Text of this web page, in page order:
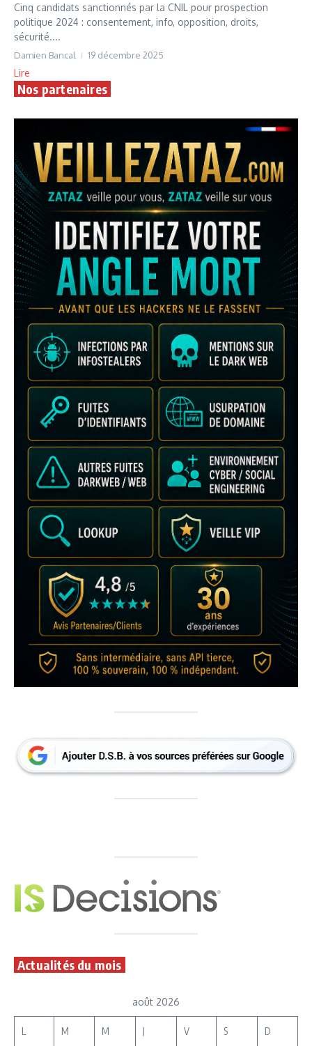
Cinq candidats sanctionnés par la CNIL pour prospection
politique 2024 : consentement, info, opposition, droits,
sécurité....
Damien Bancal 19 décembre 2025
Lire
Nos partenaires
Actualités du mois
août 2026
L M M J V S D